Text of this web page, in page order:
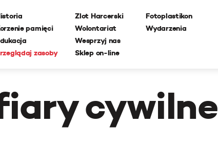
pamięci
zasoby
Zlot Harcerski
Wolontariat
Wesprzyj nas
Sklep on-line
Fotoplastikon
Wydarzenia
cywilne